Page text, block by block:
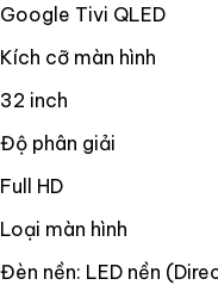
Google Tivi QLED
Kích cỡ màn hình
32 inch
Độ phân giải
Full HD
Loại màn hình
Đèn nền: LED nền